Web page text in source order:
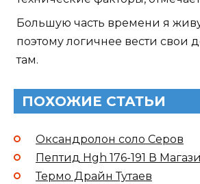
Большую часть времени я
поэтому логичнее вести свои
там.
ПОХОЖИЕ СТАТЬИ
Оксандролон соло Серов
Пептид Hgh 176-191 В
Термо Драйн Тутаев